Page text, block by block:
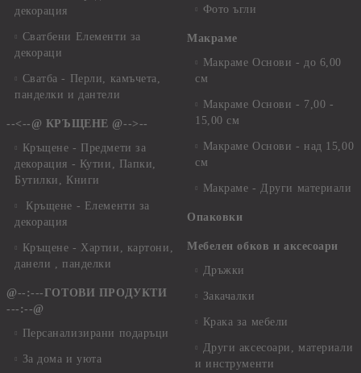
декорация
Сватбени Елементи за
декораци
Сватба - Перли, камъчета,
панделки и дантели
--<--@ КРЪЩЕНЕ @-->--
Кръщене - Предмети за
декорация - Кутии, Папки,
Бутилки, Книги
Кръщене - Елементи за
декорация
Кръщене - Хартии, картони,
данели , панделки
@--:---ГОТОВИ ПРОДУКТИ
---:--@
Персанализирани подаръци
За дома и уюта
Фото ъгли
Макраме
Макраме Основи - до 6,00
см
Макраме Основи - 7,00 -
15,00 см
Макраме Основи - над 15,00
см
Макраме - Други материали
Опаковки
Мебелен обков и аксесоари
Дръжки
Закачалки
Крака за мебели
Други аксесоари, материали
и инструменти